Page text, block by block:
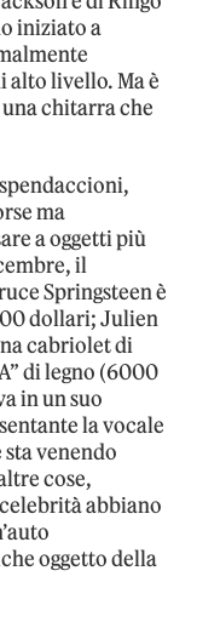
iniziato a
alto livello. Ma è
chitarra che
ma
a oggetti più
il
Springsteen è
dollari; Julien
cabriolet di
di legno (6000
in un suo
la vocale
venendo
cose,
abbiano
oggetto della